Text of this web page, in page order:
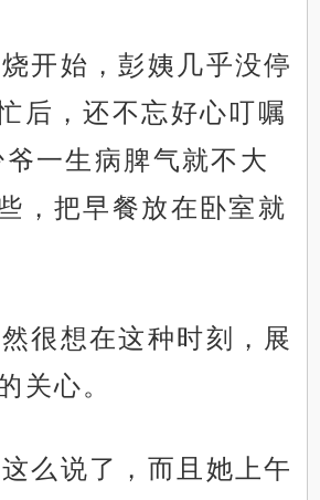
开始，彭姨几乎没停
后，还不忘好心叮嘱
爷一生病脾气就不大
，把早餐放在卧室就
很想在这种时刻，展
关心。
么说了，而且她上午